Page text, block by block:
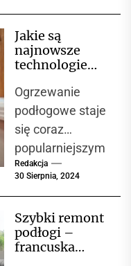
dostępnych...
nietuzinkowym i
funkcjonalnym
domy łączą...
Jakie są
najnowsze
technologie
ogrzewania
podłogowego?
Ogrzewanie
podłogowe staje
się coraz
popularniejszym
wyborem
budynkach, jak i
przy
Redakcja
30 Sierpnia, 2024
Szybki remont
podłogi –
francuska